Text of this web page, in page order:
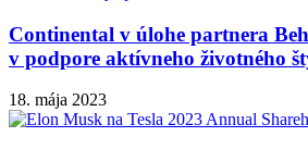
Continental v úlohe partnera
v podpore aktívneho životného
18. mája 2023